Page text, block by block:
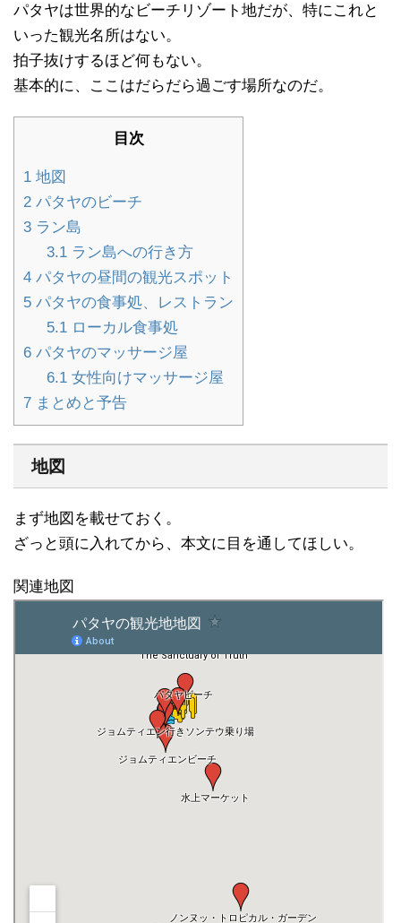
パタヤは世界的なビーチリゾート地だが、特にこれと
いった観光名所はない。
拍子抜けするほど何もない。
基本的に、ここはだらだら過ごす場所なのだ。
目次
1 地図
2 パタヤのビーチ
3 ラン島
3.1ラン島への行き方
4 パタヤの昼間の観光スポット
5 パタヤの食事処、レストラン
5.1ローカル食事処
6 パタヤのマッサージ屋
6.1女性向けマッサージ屋
7 まとめと予告
地図
まず地図を載せておく。
ざっと頭に入れてから、本文に目を通してほしい。
関連地図